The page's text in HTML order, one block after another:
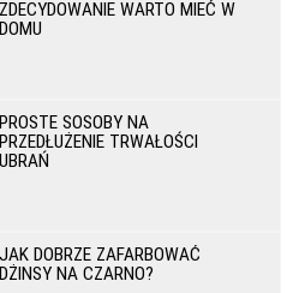
ZDECYDOWANIE WARTO MIEĆ W
DOMU
PROSTE SOSOBY NA
PRZEDŁUŻENIE TRWAŁOŚCI
UBRAŃ
JAK DOBRZE ZAFARBOWAĆ
DŻINSY NA CZARNO?